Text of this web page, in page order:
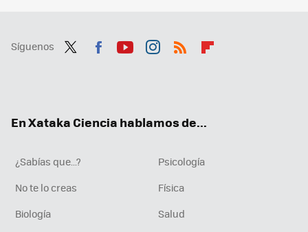
Síguenos
En Xataka Ciencia hablamos de...
¿Sabías que...?
Psicología
No te lo creas
Física
Biología
Salud